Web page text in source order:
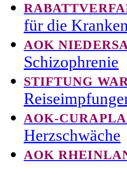
für die
AOK
Schizophrenie
STIFTUNG
AOK-
Herzschwäche
AOK